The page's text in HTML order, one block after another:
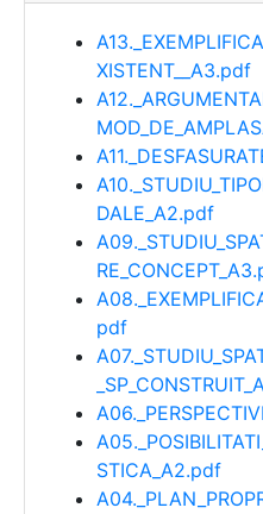
XISTENT__A3.pdf
DALE_A2.pdf
pdf
STICA_A2.pdf